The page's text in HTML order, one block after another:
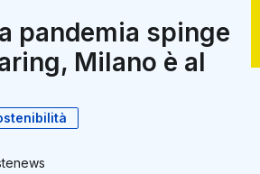
pandemia spinge
Milano è al